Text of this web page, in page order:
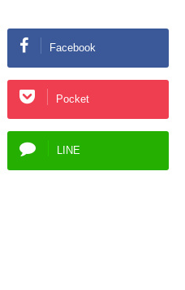
Facebook
Pocket
LINE